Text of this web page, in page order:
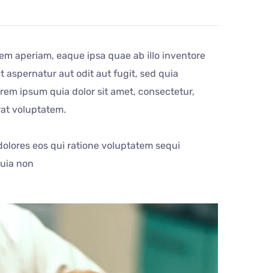
aperiam, eaque ipsa quae ab illo inventore
aspernatur aut odit aut fugit, sed quia
ipsum quia dolor sit amet, consectetur,
voluptatem.
eos qui ratione voluptatem sequi
non